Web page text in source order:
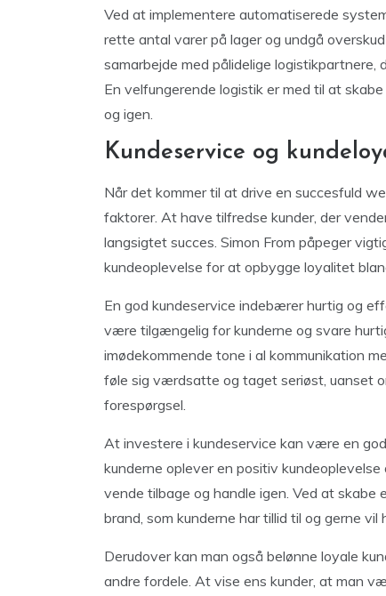
Ved at implementere automatiserede
rette antal varer på lager og undgå
samarbejde med pålidelige logistikpartnere,
En velfungerende logistik er med til at
og igen.
Kundeservice og
Når det kommer til at drive en succesfuld
faktorer. At have tilfredse kunder, der
langsigtet succes. Simon From påpeger
kundeoplevelse for at opbygge loyalitet
En god kundeservice indebærer hurtig og
være tilgængelig for kunderne og svare
imødekommende tone i al kommunikation
føle sig værdsatte og taget seriøst, uanset
forespørgsel.
At investere i kundeservice kan være en
kunderne oplever en positiv
vende tilbage og handle igen. Ved at
brand, som kunderne har tillid til og gerne vil
Derudover kan man også belønne loyale
andre fordele. At vise ens kunder, at man